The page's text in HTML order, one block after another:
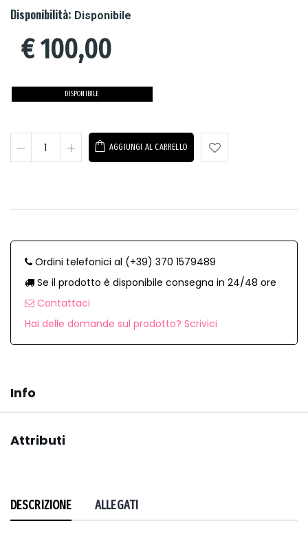
Disponibilità: Disponibile
€100,00
DISPONIBILE
AGGIUNGI AL CARRELLO
Ordini telefonici al (+39) 370 1579489
Se il prodotto è disponibile consegna in 24/48 ore
Contattaci
Hai delle domande sul prodotto? Scrivici
Info
Attributi
DESCRIZIONE ALLEGATI